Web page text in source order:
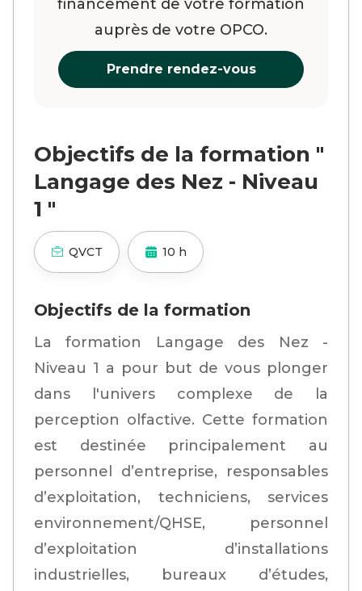
financement de votre formation
auprès de votre OPCO.
Prendre rendez-vous
Objectifs de la formation "
Langage des Nez - Niveau
1 "
QVCT 10 h
Objectifs de la formation
La formation Langage des Nez -
Niveau 1 a pour but de vous plonger
dans l'univers complexe de la
perception olfactive. Cette formation
est destinée principalement au
personnel d’entreprise, responsables
d’exploitation, techniciens, services
environnement/QHSE, personnel
d’exploitation d’installations
industrielles, bureaux d’études,